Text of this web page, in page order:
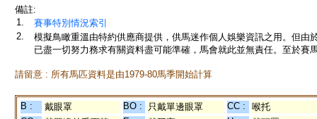
備註:
1.
賽事特別情況索引
2.
模擬鳥瞰重溫由特約供應商提供，供馬迷作個人娛樂資訊之用。但
已盡一切努力務求有關資料盡可能準確，馬會就此並無責任。至於賽
請留意 : 所有馬匹資料是由1979-80馬季開始計算
B : 戴眼罩 BO : 只戴單邊眼罩 CC :
喉托